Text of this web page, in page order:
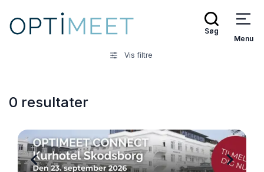
Søg
Menu
Vis filtre
0 resultater